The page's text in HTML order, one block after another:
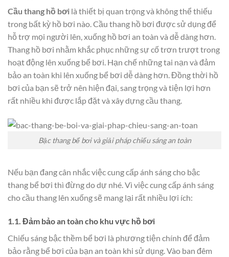
Cầu thang hồ bơi là thiết bị quan trọng và không thể thiếu
trong bất kỳ hồ bơi nào. Cầu thang hồ bơi được sử dụng để
hỗ trợ mọi người lên, xuống hồ bơi an toàn và dễ dàng hơn.
Thang hồ bơi nhằm khắc phục những sự cố trơn trượt trong
hoạt động lên xuống bể bơi. Hạn chế những tai nạn và đảm
bảo an toàn khi lên xuống bể bơi dễ dàng hơn. Đồng thời hồ
bơi của bạn sẽ trở nên hiện đại, sang trọng và tiện lợi hơn
rất nhiều khi được lắp đặt và xây dựng cầu thang.
Bậc thang bể bơi và giải pháp chiếu sáng an toàn
Nếu bạn đang cân nhắc việc cung cấp ánh sáng cho bậc
thang bể bơi thì đừng do dự nhé. Vì việc cung cấp ánh sáng
cho cầu thang lên xuống sẽ mang lại rất nhiều lợi ích:
1.1. Đảm bảo an toàn cho khu vực hồ bơi
Chiếu sáng bậc thềm bể bơi là phương tiện chính để đảm
bảo rằng bể bơi của bạn an toàn khi sử dụng. Vào ban đêm